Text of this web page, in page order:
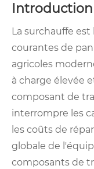
Introduction
La surchauffe est
courantes de
agricoles
à charge élevée
composant de
interrompre les
les coûts de
globale de
composants de